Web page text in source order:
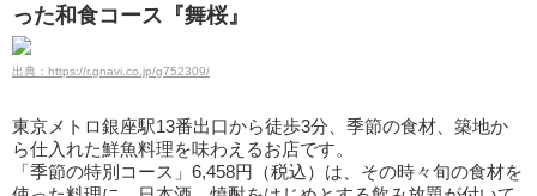
った和食コース『舞桜』
出典：https://r.gnavi.co.jp/g752309/
東京メトロ銀座駅13番出口から徒歩3分、季節の食材、築地か
ら仕入れた鮮魚料理を味わえるお店です。
「季節の特別コース」6,458円（税込）は、その時々旬の食材を